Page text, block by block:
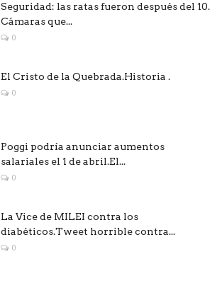
Seguridad: las ratas fueron después del 10.
Cámaras que...
0
El Cristo de la Quebrada.Historia .
0
Poggi podría anunciar aumentos
salariales el 1 de abril.El...
0
La Vice de MILEI contra los
diabéticos.Tweet horrible contra...
0